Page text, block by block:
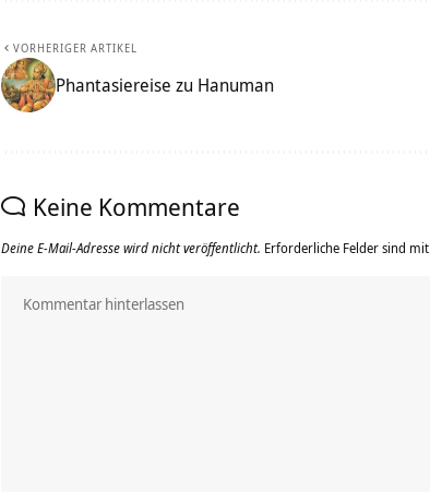
VORHERIGER ARTIKEL
Phantasiereise zu Hanuman
Keine Kommentare
Deine E-Mail-Adresse wird nicht veröffentlicht. Erforderliche Felder sind mit